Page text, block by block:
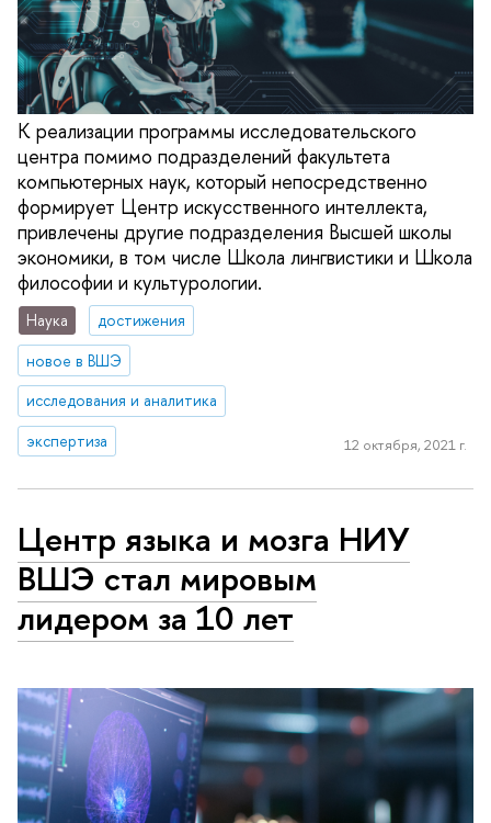
К реализации программы исследовательского
центра помимо подразделений факультета
компьютерных наук, который непосредственно
формирует Центр искусственного интеллекта,
привлечены другие подразделения Высшей школы
экономики, в том числе Школа лингвистики и Школа
философии и культурологии.
Наука
достижения
новое в ВШЭ
исследования и аналитика
экспертиза
12 октября, 2021 г.
Центр языка и мозга НИУ
ВШЭ стал мировым
лидером за 10 лет